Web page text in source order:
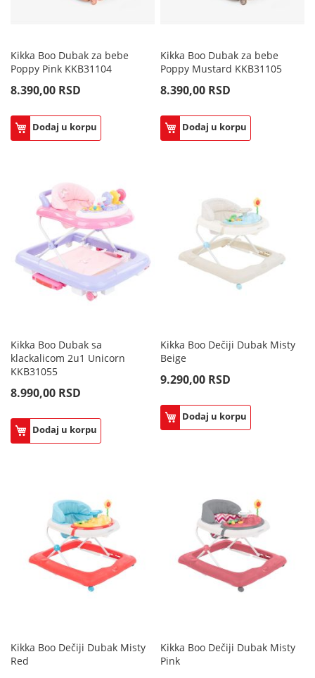
Kikka Boo Dubak za bebe
Poppy Pink KKB31104
8.390,00 RSD
Dodaj u korpu
Kikka Boo Dubak za bebe
Poppy Mustard KKB31105
8.390,00 RSD
Dodaj u korpu
Kikka Boo Dubak sa
klackalicom 2u1 Unicorn
KKB31055
8.990,00 RSD
Dodaj u korpu
Kikka Boo Dečiji Dubak Misty
Beige
9.290,00 RSD
Dodaj u korpu
Kikka Boo Dečiji Dubak Misty
Red
Kikka Boo Dečiji Dubak Misty
Pink